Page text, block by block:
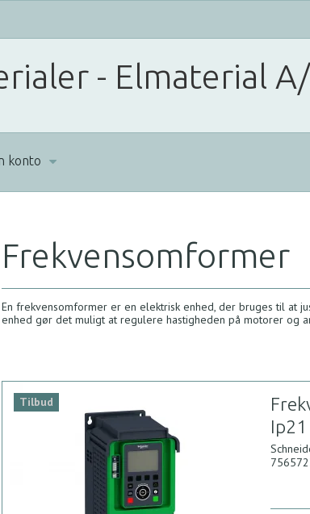
- Elmaterial
konto
Frekvensomformer
En frekvensomformer er en elektrisk enhed, der bruges til at
enhed gør det muligt at regulere hastigheden på motorer og
Tilbud
Ip21